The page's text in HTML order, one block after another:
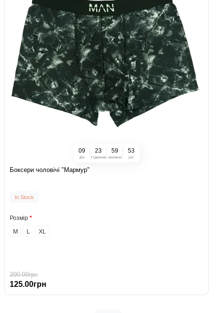
09
Дні
23
Годинник
59
хвилини
52
sec
Боксери чоловічі "Мармур"
In Stock
Розмір
M
L XL
200.00грн
125.00грн